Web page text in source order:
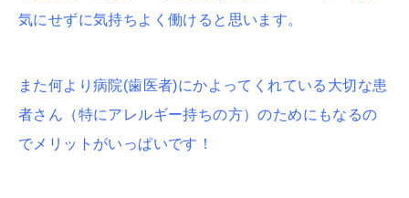
気にせずに気持ちよく働けると思います。
また何より 病院(歯医者)にかよってくれている大切な患
者さん（特にアレルギー持ちの方）のためにもなるの
で メリットがいっぱいです！